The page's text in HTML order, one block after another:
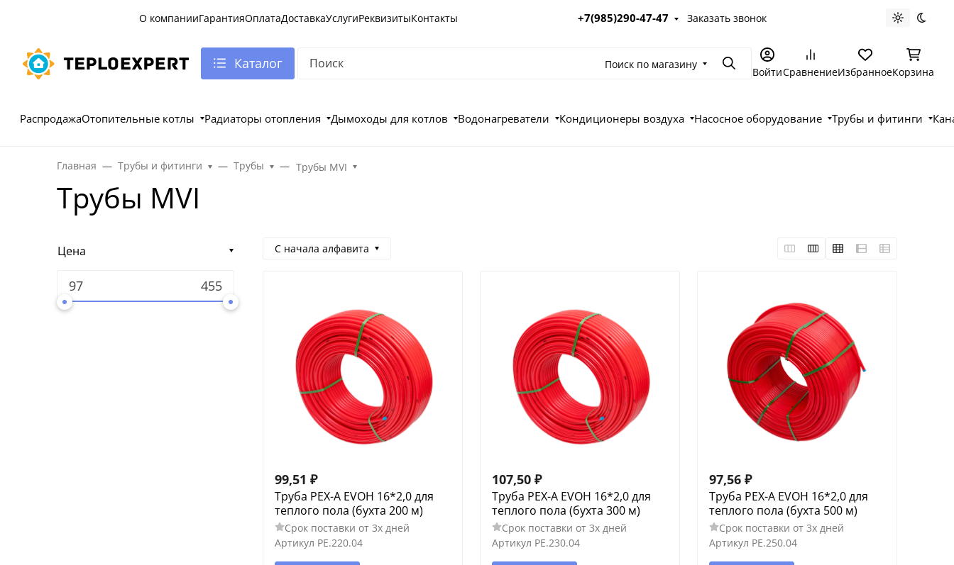
О компанииГарантияОплатаДоставкаУслугиРеквизитыКонтакты +7(985)290-47-47 Заказать звонок Светлая
Каталог Поиск по магазину ПоискВойтиСравнениеИзбранноеКорзина
РаспродажаОтопительные котлы Радиаторы отопления Дымоходы для котлов Водонагреватели Кондиционеры воздуха Насосное оборудование Трубы и фитинги
Главная Трубы и фитинги Трубы Трубы MVI
Трубы MVI
Цена С начала алфавита
99,51 ₽
Труба PEX-A EVOH 16*2,0 для
теплого пола (бухта 200 м)
Срок поставки от 3х дней
Артикул PE.220.04
107,50 ₽
Труба PEX-A EVOH 16*2,0 для
теплого пола (бухта 300 м)
Срок поставки от 3х дней
Артикул PE.230.04
97,56 ₽
Труба PEX-A EVOH 16*2,0 для
теплого пола (бухта 500 м)
Срок поставки от 3х дней
Артикул PE.250.04